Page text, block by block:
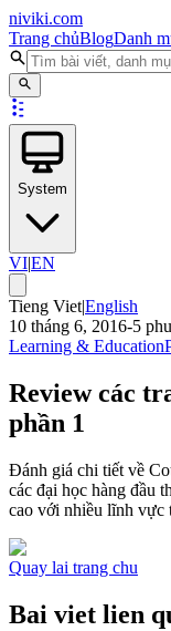
niviki.com
Trang chủBlogDanh
System
VI|EN
Tieng Viet|English
10 tháng 6, 2016-5
Learning & Education
Review các
phần 1
Đánh giá chi tiết về
các đại học hàng đầu
cao với nhiều lĩnh vực
Quay lai trang chu
Bai viet lien